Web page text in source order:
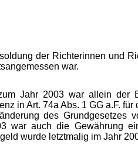
der Richterinnen und
war.
Jahr 2003 war allein der
in Art. 74a Abs. 1 GG a.F.
des
war auch die Gewährung
wurde letztmalig im Jahr